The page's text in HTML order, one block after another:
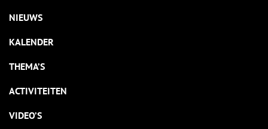
NIEUWS
KALENDER
THEMA’S
ACTIVITEITEN
VIDEO’S